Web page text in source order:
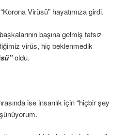
Virüsü” hayatımıza girdi.
başına gelmiş tatsız
virüs, hiç beklenmedik
oldu.
ise insanlık için “hiçbir şey